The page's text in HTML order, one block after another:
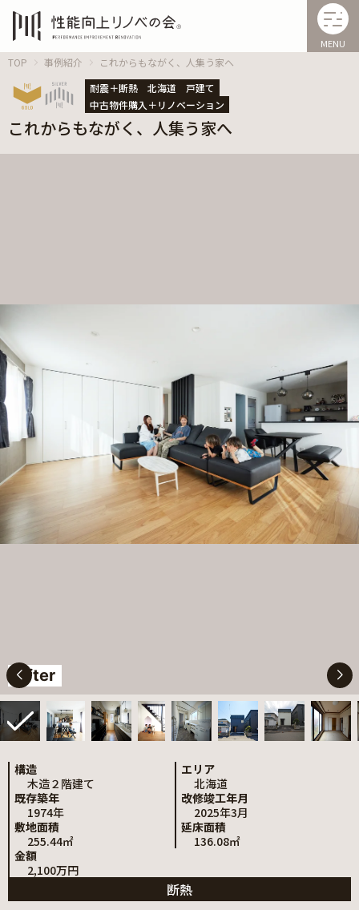
MENU
TOP 事例紹介
これからもながく、人集う家へ
耐震＋断熱
北海道
戸建て
中古物件購入＋リノベーション
これからもながく、人集う家へ
After
構造
木造２階建て
エリア
北海道
既存築年
1974年
改修竣工年月
2025年3月
敷地面積
255.44㎡
延床面積
136.08㎡
金額
2,100万円
断熱